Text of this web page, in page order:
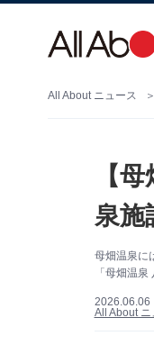
All About ニュース
【
泉施
母畑温泉に
「母畑温
2026.06.06
All About